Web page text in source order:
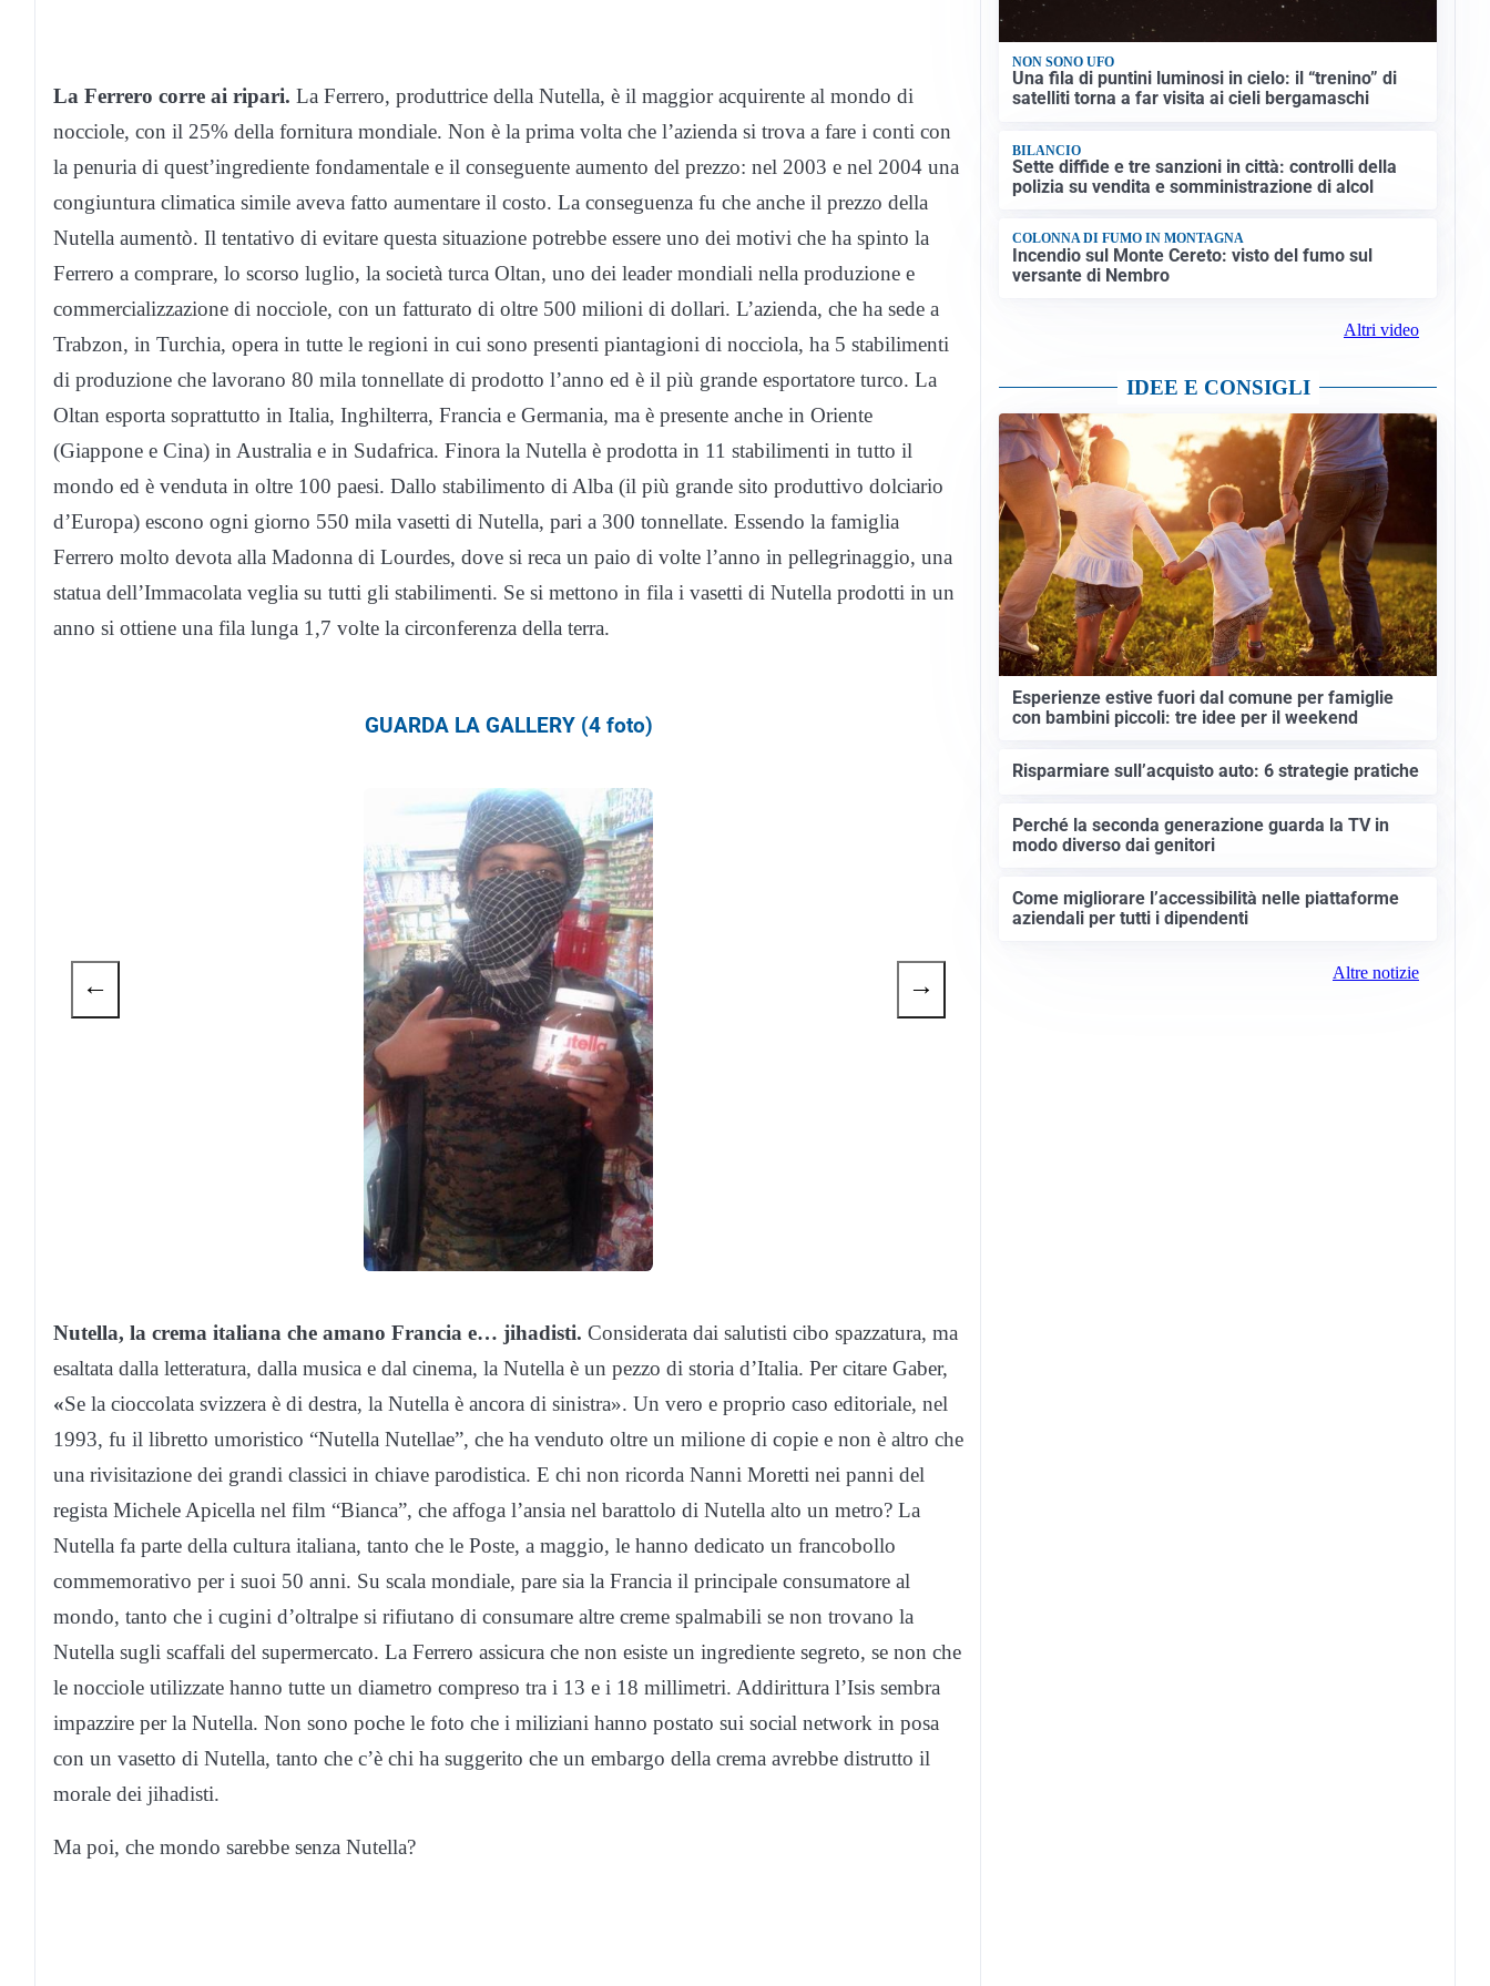
La Ferrero corre ai ripari. La Ferrero, produttrice della Nutella, è il maggior acquirente al mondo di
nocciole, con il 25% della fornitura mondiale. Non è la prima volta che l’azienda si trova a fare i conti con
la penuria di quest’ingrediente fondamentale e il conseguente aumento del prezzo: nel 2003 e nel 2004 una
congiuntura climatica simile aveva fatto aumentare il costo. La conseguenza fu che anche il prezzo della
Nutella aumentò. Il tentativo di evitare questa situazione potrebbe essere uno dei motivi che ha spinto la
Ferrero a comprare, lo scorso luglio, la società turca Oltan, uno dei leader mondiali nella produzione e
commercializzazione di nocciole, con un fatturato di oltre 500 milioni di dollari. L’azienda, che ha sede a
Trabzon, in Turchia, opera in tutte le regioni in cui sono presenti piantagioni di nocciola, ha 5 stabilimenti
di produzione che lavorano 80 mila tonnellate di prodotto l’anno ed è il più grande esportatore turco. La
Oltan esporta soprattutto in Italia, Inghilterra, Francia e Germania, ma è presente anche in Oriente
(Giappone e Cina) in Australia e in Sudafrica. Finora la Nutella è prodotta in 11 stabilimenti in tutto il
mondo ed è venduta in oltre 100 paesi. Dallo stabilimento di Alba (il più grande sito produttivo dolciario
d’Europa) escono ogni giorno 550 mila vasetti di Nutella, pari a 300 tonnellate. Essendo la famiglia
Ferrero molto devota alla Madonna di Lourdes, dove si reca un paio di volte l’anno in pellegrinaggio, una
statua dell’Immacolata veglia su tutti gli stabilimenti. Se si mettono in fila i vasetti di Nutella prodotti in un
anno si ottiene una fila lunga 1,7 volte la circonferenza della terra.
GUARDA LA GALLERY (4 foto)
← →
Nutella, la crema italiana che amano Francia e… jihadisti. Considerata dai salutisti cibo spazzatura, ma
esaltata dalla letteratura, dalla musica e dal cinema, la Nutella è un pezzo di storia d’Italia. Per citare Gaber,
«Se la cioccolata svizzera è di destra, la Nutella è ancora di sinistra». Un vero e proprio caso editoriale, nel
1993, fu il libretto umoristico “Nutella Nutellae”, che ha venduto oltre un milione di copie e non è altro che
una rivisitazione dei grandi classici in chiave parodistica. E chi non ricorda Nanni Moretti nei panni del
regista Michele Apicella nel film “Bianca”, che affoga l’ansia nel barattolo di Nutella alto un metro? La
Nutella fa parte della cultura italiana, tanto che le Poste, a maggio, le hanno dedicato un francobollo
commemorativo per i suoi 50 anni. Su scala mondiale, pare sia la Francia il principale consumatore al
mondo, tanto che i cugini d’oltralpe si rifiutano di consumare altre creme spalmabili se non trovano la
Nutella sugli scaffali del supermercato. La Ferrero assicura che non esiste un ingrediente segreto, se non che
le nocciole utilizzate hanno tutte un diametro compreso tra i 13 e i 18 millimetri. Addirittura l’Isis sembra
impazzire per la Nutella. Non sono poche le foto che i miliziani hanno postato sui social network in posa
con un vasetto di Nutella, tanto che c’è chi ha suggerito che un embargo della crema avrebbe distrutto il
morale dei jihadisti.
Ma poi, che mondo sarebbe senza Nutella?
NON SONO UFO
Una fila di puntini luminosi in cielo: il “trenino” di
satelliti torna a far visita ai cieli bergamaschi
BILANCIO
Sette diffide e tre sanzioni in città: controlli della
polizia su vendita e somministrazione di alcol
COLONNA DI FUMO IN MONTAGNA
Incendio sul Monte Cereto: visto del fumo sul
versante di Nembro
Altri video
IDEE E CONSIGLI
Esperienze estive fuori dal comune per famiglie
con bambini piccoli: tre idee per il weekend
Risparmiare sull’acquisto auto: 6 strategie pratiche
Perché la seconda generazione guarda la TV in
modo diverso dai genitori
Come migliorare l’accessibilità nelle piattaforme
aziendali per tutti i dipendenti
Altre notizie